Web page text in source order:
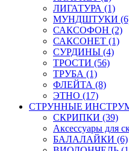
ЛИГАТУРА (1)
МУНДШТУКИ
САКСОФОН (2)
САКСОНЕТ (1)
СУРДИНЫ (4)
ТРОСТИ (56)
ТРУБА (1)
ФЛЕЙТА (8)
ЭТНО (17)
СТРУННЫЕ
СКРИПКИ (39)
Аксессуары для
БАЛАЛАЙКИ (6)